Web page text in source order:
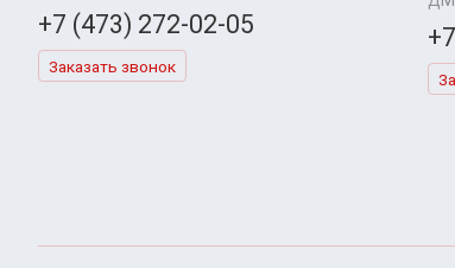
+7 (473) 272-02-05
Заказать звонок